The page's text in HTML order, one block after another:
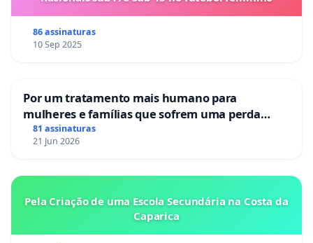
86 assinaturas
10 Sep 2025
Por um tratamento mais humano para
mulheres e famílias que sofrem uma perda
gestacional nos hospitais portugueses
81 assinaturas
21 Jun 2026
Pela Criação de uma Escola Secundária na Costa da
Caparica